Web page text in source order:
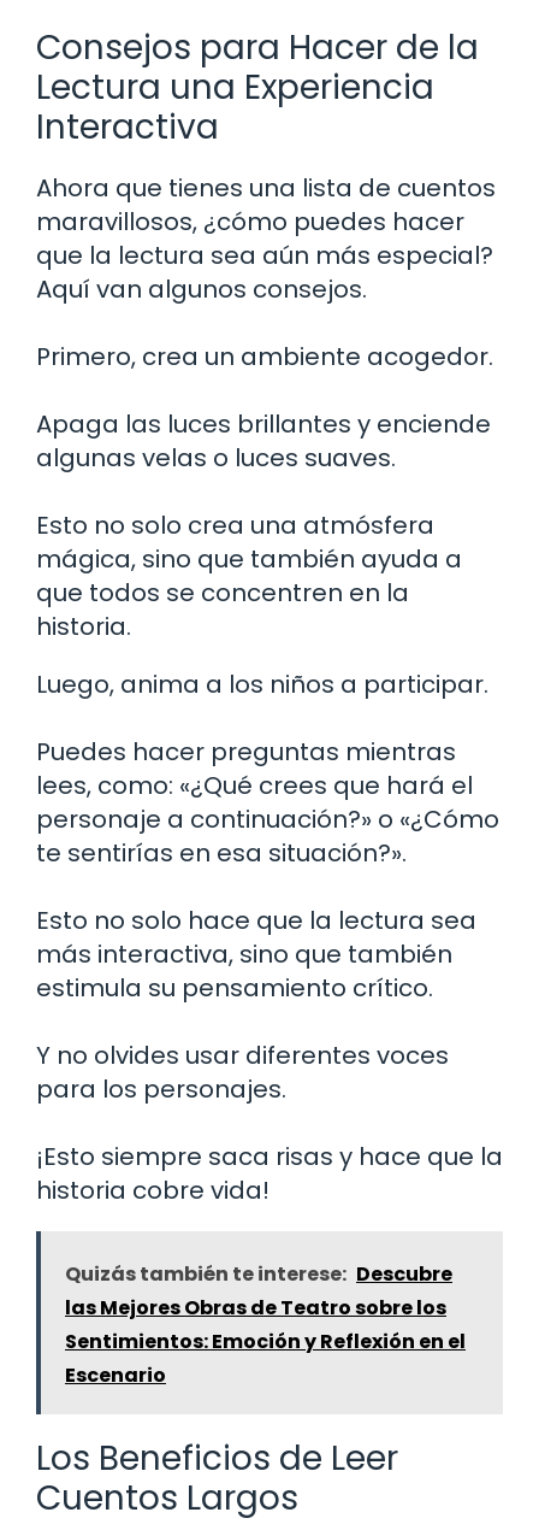
Consejos para Hacer de la
Lectura una Experiencia
Interactiva
Ahora que tienes una lista de cuentos
maravillosos, ¿cómo puedes hacer
que la lectura sea aún más especial?
Aquí van algunos consejos.
Primero, crea un ambiente acogedor.
Apaga las luces brillantes y enciende
algunas velas o luces suaves.
Esto no solo crea una atmósfera
mágica, sino que también ayuda a
que todos se concentren en la
historia.
Luego, anima a los niños a participar.
Puedes hacer preguntas mientras
lees, como: «¿Qué crees que hará el
personaje a continuación?» o «¿Cómo
te sentirías en esa situación?».
Esto no solo hace que la lectura sea
más interactiva, sino que también
estimula su pensamiento crítico.
Y no olvides usar diferentes voces
para los personajes.
¡Esto siempre saca risas y hace que la
historia cobre vida!
Quizás también te interese: Descubre
las Mejores Obras de Teatro sobre los
Sentimientos: Emoción y Reflexión en el
Escenario
Los Beneficios de Leer
Cuentos Largos